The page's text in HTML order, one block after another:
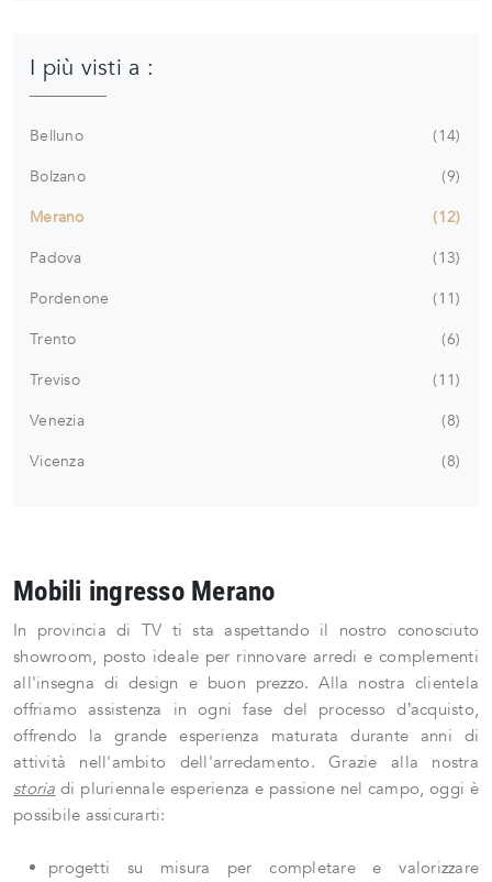
I più visti a :
Belluno
14
Bolzano
9
Merano
12
Padova
13
Pordenone
11
Trento
6
Treviso
11
Venezia
8
Vicenza
8
Mobili ingresso Merano
In provincia di TV ti sta aspettando il nostro conosciuto
showroom, posto ideale per rinnovare arredi e complementi
all'insegna di design e buon prezzo. Alla nostra clientela
offriamo assistenza in ogni fase del processo d’acquisto,
offrendo la grande esperienza maturata durante anni di
attività nell'ambito dell'arredamento. Grazie alla nostra
storia di pluriennale esperienza e passione nel campo, oggi è
possibile assicurarti:
progetti su misura per completare e valorizzare